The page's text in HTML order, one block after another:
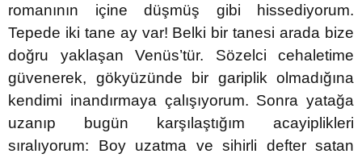
romanının içine düşmüş gibi hissediyorum.
Tepede iki tane ay var! Belki bir tanesi arada bize
doğru yaklaşan Venüs’tür. Sözelci cehaletime
güvenerek, gökyüzünde bir gariplik olmadığına
kendimi inandırmaya çalışıyorum. Sonra yatağa
uzanıp bugün karşılaştığım acayiplikleri
sıralıyorum: Boy uzatma ve sihirli defter satan